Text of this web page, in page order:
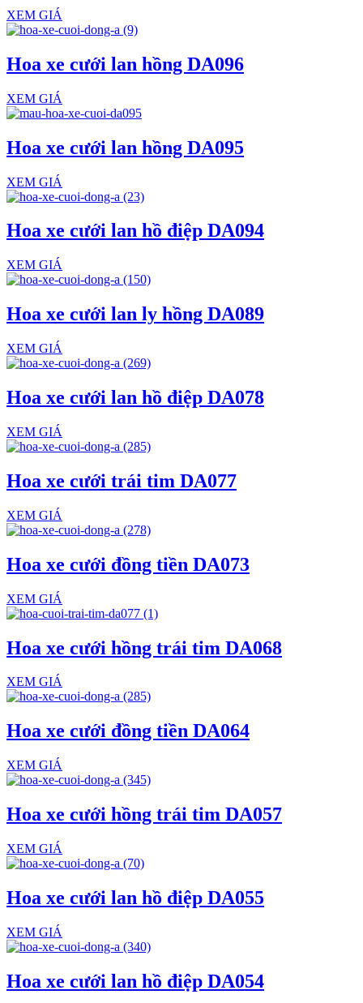
XEM GIÁ
Hoa xe cưới lan hồng DA096
XEM GIÁ
Hoa xe cưới lan hồng DA095
XEM GIÁ
Hoa xe cưới lan hồ điệp DA094
XEM GIÁ
Hoa xe cưới lan ly hồng DA089
XEM GIÁ
Hoa xe cưới lan hồ điệp DA078
XEM GIÁ
Hoa xe cưới trái tim DA077
XEM GIÁ
Hoa xe cưới đồng tiền DA073
XEM GIÁ
Hoa xe cưới hồng trái tim DA068
XEM GIÁ
Hoa xe cưới đồng tiền DA064
XEM GIÁ
Hoa xe cưới hồng trái tim DA057
XEM GIÁ
Hoa xe cưới lan hồ điệp DA055
XEM GIÁ
Hoa xe cưới lan hồ điệp DA054